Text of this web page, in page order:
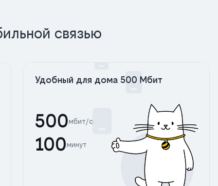
связью
Удобный для дома 500 Мбит
500мбит/с
100минут